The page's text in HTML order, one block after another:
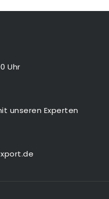
Uhr
unseren Experten